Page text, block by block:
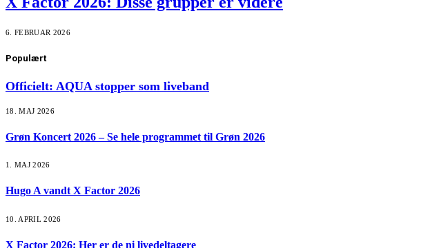
6. FEBRUAR 2026
Populært
Officielt: AQUA stopper som liveband
18. MAJ 2026
Grøn Koncert 2026 – Se hele programmet til Grøn 2026
1. MAJ 2026
Hugo A vandt X Factor 2026
10. APRIL 2026
X Factor 2026: Her er de ni livedeltagere